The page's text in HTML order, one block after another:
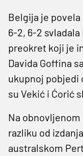
Belgija je
6-2, 6-2
preokret koji je
Davida Goffina
ukupnoj pobjedi
su Vekić i Ćorić
Na obnovljenom
razliku od
australskom